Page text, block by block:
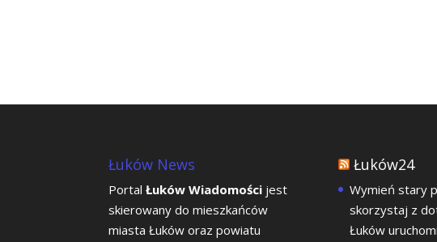
Łuków News
PortalŁuków Wiadomości jest
skierowany do mieszkańców
miasta Łuków oraz powiatu
Łuków24
Wymień stary
skorzystaj z
Łuków